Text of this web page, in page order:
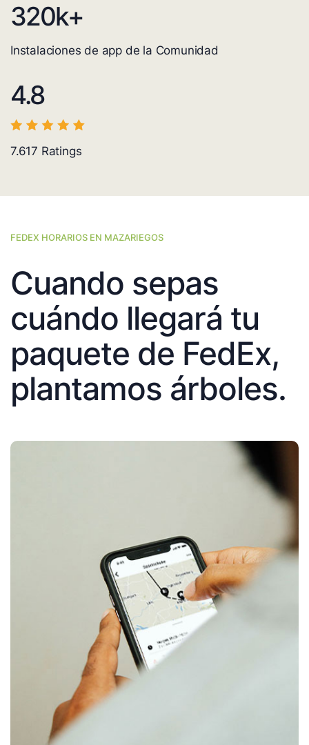
320k+
Instalaciones de app de la Comunidad
4.8
7.617 Ratings
FEDEX HORARIOS EN MAZARIEGOS
Cuando sepas
cuándo llegará tu
paquete de FedEx,
plantamos árboles.